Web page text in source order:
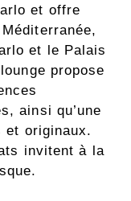
et offre
et le Palais
propose
ainsi qu’une
originaux.
invitent à la